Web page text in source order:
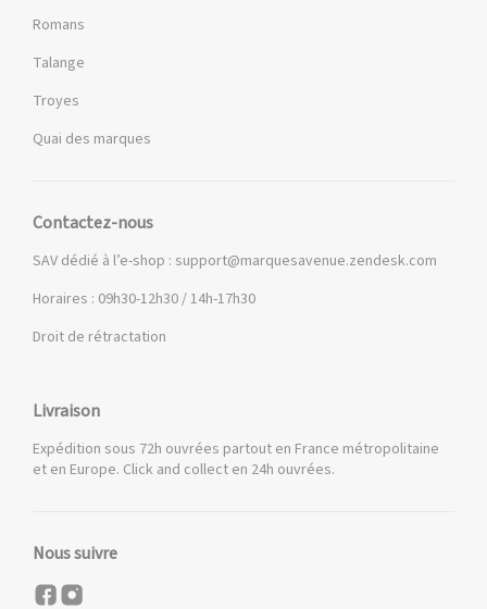
Romans
Talange
Troyes
Quai des marques
Contactez-nous
SAV dédié à l’e-shop : support@marquesavenue.zendesk.com
Horaires : 09h30-12h30 / 14h-17h30
Droit de rétractation
Livraison
Expédition sous 72h ouvrées partout en France métropolitaine
et en Europe. Click and collect en 24h ouvrées.
Nous suivre